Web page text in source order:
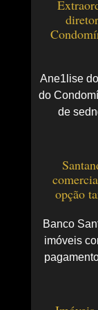
Ane1lise
do
de
opção
Banco
imóveis